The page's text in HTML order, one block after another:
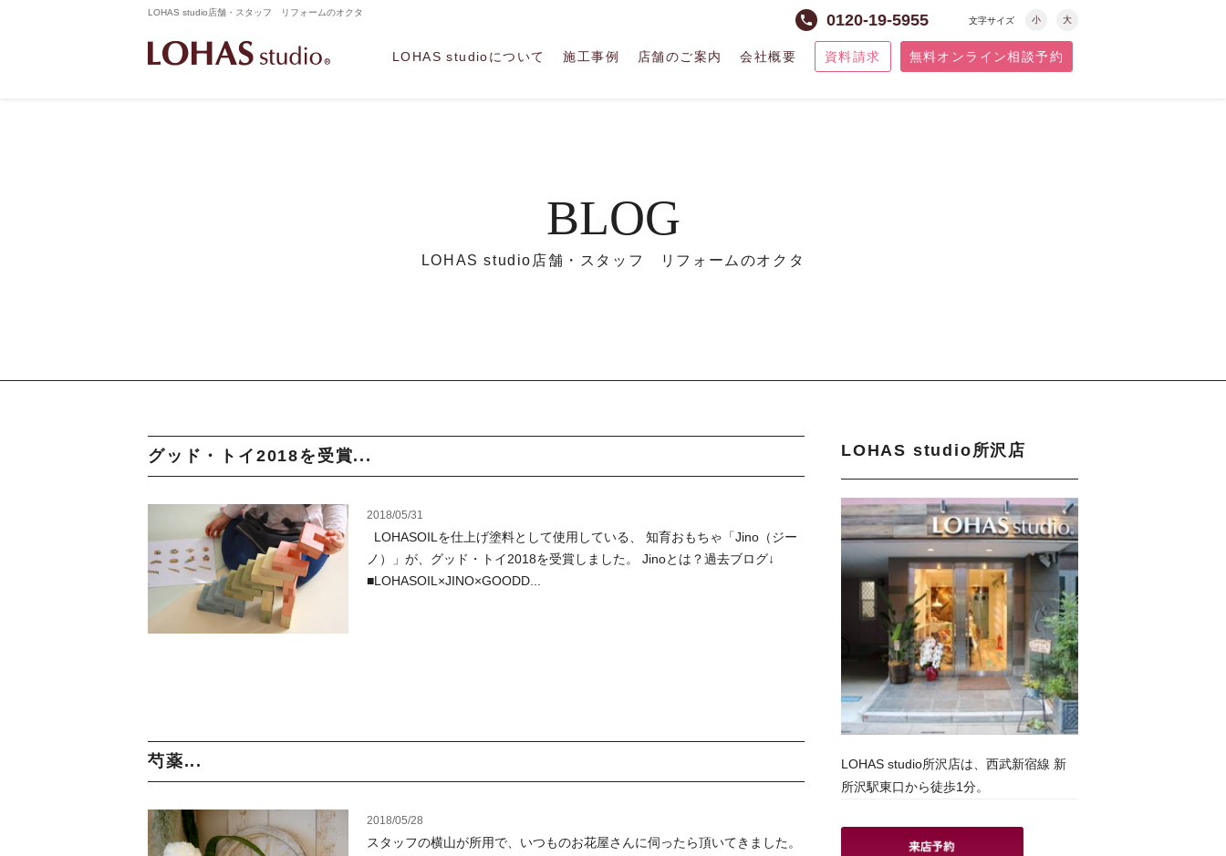
LOHAS studio店舗・スタッフ リフォームのオクタ
phone 0120-19-5955 文字サイズ 小 大
LOHAS studioについて 施工事例 店舗のご案内 会社概要 資料請求 無料オンライン相談予約
BLOG
LOHAS studio店舗・スタッフ リフォームのオクタ
グッド・トイ2018を受賞...
2018/05/31
LOHASOILを仕上げ塗料として使用している、 知育おもちゃ「Jino（ジー
ノ）」が、グッド・トイ2018を受賞しました。 Jinoとは？過去ブログ↓
■LOHASOIL×JINO×GOODD...
芍薬...
2018/05/28
スタッフの横山が所用で、いつものお花屋さんに伺ったら頂いてきました。
LOHAS studio所沢店
LOHAS studio所沢店は、西武新宿線 新
所沢駅東口から徒歩1分。